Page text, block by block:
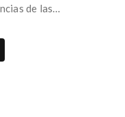
de las…